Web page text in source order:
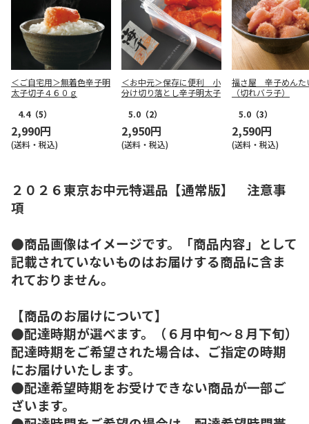
＜ご自宅用＞無着色辛子明
太子切子４６０ｇ
4.4（5）
2,990円
(送料・税込)
＜お中元＞保存に便利 小
分け切り落とし辛子明太子
5.0 （2）
2,950円
(送料・税込)
福さ屋 辛子めんた
（切れバラ子）
5.0 （3）
2,590円
(送料・税込)
２０２６東京お中元特選品【通常版】 注意事
項
●商品画像はイメージです。「商品内容」として
記載されていないものはお届けする商品に含ま
れておりません。
【商品のお届けについて】
●配達時期が選べます。（６月中旬～８月下旬）
配達時期をご希望された場合は、ご指定の時期
にお届けいたします。
●配達希望時期をお受けできない商品が一部ご
ざいます。